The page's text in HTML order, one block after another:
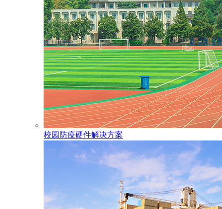
校园防疫硬件解决方案